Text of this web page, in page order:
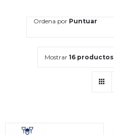
Ordena por Puntuar
Mostrar 16 productos